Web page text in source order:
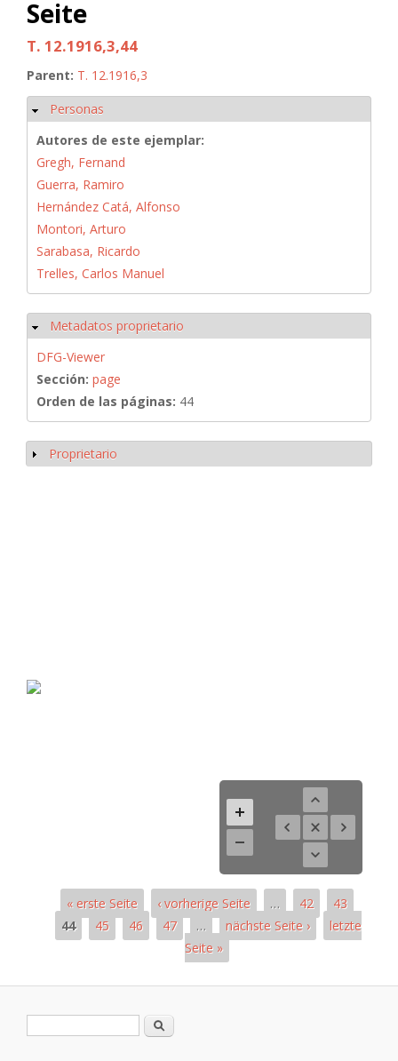
Seite
T. 12.1916,3,44
Parent: T. 12.1916,3
Ocultar
Personas
Autores de este ejemplar:
Gregh, Fernand
Guerra, Ramiro
Hernández Catá, Alfonso
Montori, Arturo
Sarabasa, Ricardo
Trelles, Carlos Manuel
Ocultar
Metadatos proprietario
DFG-Viewer
Sección: page
Orden de las páginas: 44
Mostrar
Proprietario
« erste Seite ‹ vorherige Seite … 42
43
44
45 46 47 … nächste Seite ›
letzte
Seite »
Formulario de búsqueda
Buscar